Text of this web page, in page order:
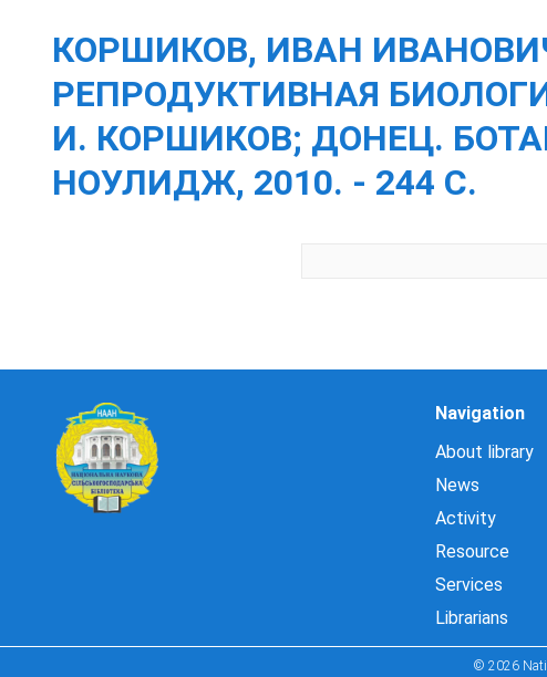
КОРШИКОВ, ИВАН
РЕПРОДУКТИВНАЯ
И. КОРШИКОВ; ДОНЕЦ.
НОУЛИДЖ, 2010. - 244 С.
Navigation
About library
News
Activity
Resource
Services
Librarians
© 2026